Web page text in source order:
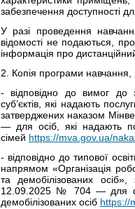
забезпечення доступності
У разі проведення
відомості не подаються,
інформація про
2. Копія програми навчання,
- відповідно до вимог до
суб’єктів, які надають
затверджених наказом
— для осіб, які надають
сімей https://mva.gov.ua/
- відповідно до типової
напрямом «Організація
та демобілізованих осіб»,
12.09.2025 № 704 — для
демобілізованих осіб https://